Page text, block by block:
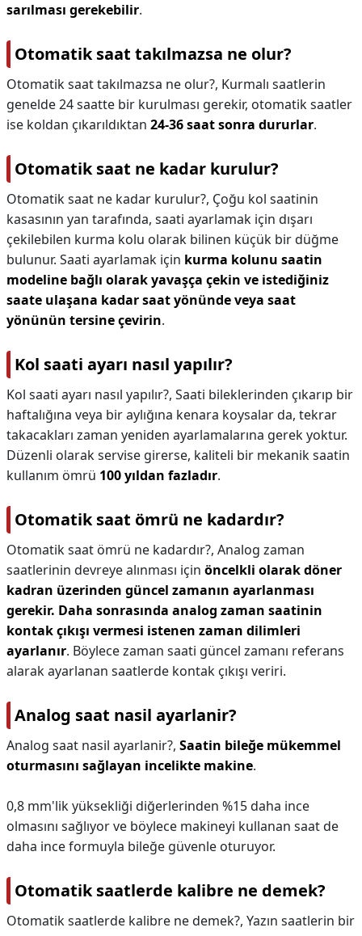
sarılması gerekebilir.
Otomatik saat takılmazsa ne olur?
Otomatik saat takılmazsa ne olur?, Kurmalı saatlerin
genelde 24 saatte bir kurulması gerekir, otomatik saatler
ise koldan çıkarıldıktan 24-36 saat sonra dururlar.
Otomatik saat ne kadar kurulur?
Otomatik saat ne kadar kurulur?, Çoğu kol saatinin
kasasının yan tarafında, saati ayarlamak için dışarı
çekilebilen kurma kolu olarak bilinen küçük bir düğme
bulunur. Saati ayarlamak için kurma kolunu saatin
modeline bağlı olarak yavaşça çekin ve istediğiniz
saate ulaşana kadar saat yönünde veya saat
yönünün tersine çevirin.
Kol saati ayarı nasıl yapılır?
Kol saati ayarı nasıl yapılır?, Saati bileklerinden çıkarıp bir
haftalığına veya bir aylığına kenara koysalar da, tekrar
takacakları zaman yeniden ayarlamalarına gerek yoktur.
Düzenli olarak servise girerse, kaliteli bir mekanik saatin
kullanım ömrü 100 yıldan fazladır.
Otomatik saat ömrü ne kadardır?
Otomatik saat ömrü ne kadardır?, Analog zaman
saatlerinin devreye alınması için öncelkli olarak döner
kadran üzerinden güncel zamanın ayarlanması
gerekir. Daha sonrasında analog zaman saatinin
kontak çıkışı vermesi istenen zaman dilimleri
ayarlanır. Böylece zaman saati güncel zamanı referans
alarak ayarlanan saatlerde kontak çıkışı veriri.
Analog saat nasil ayarlanir?
Analog saat nasil ayarlanir?, Saatin bileğe mükemmel
oturmasını sağlayan incelikte makine.
0,8 mm'lik yüksekliği diğerlerinden %15 daha ince
olmasını sağlıyor ve böylece makineyi kullanan saat de
daha ince formuyla bileğe güvenle oturuyor.
Otomatik saatlerde kalibre ne demek?
Otomatik saatlerde kalibre ne demek?, Yazın saatlerin bir